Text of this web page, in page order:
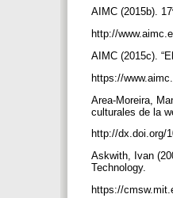
AIMC (2015b).
http://
AIMC (2015c).
https://
Area-Moreira,
culturales de la
http://dx.doi.org/
Askwith, Ivan
Technology.
https://